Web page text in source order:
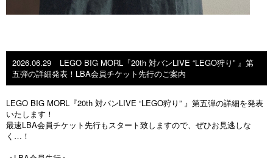
2026.06.29
LEGO BIG MORL『20th 対バンLIVE “LEGO狩り” 』第
五弾の詳細発表！LBA会員チケット先行のご案内
LEGO BIG MORL『20th 対バンLIVE “LEGO狩り” 』第五弾の詳細を発表
いたします！
最速LBA会員チケット先行もスタート致しますので、ぜひお見逃しな
く…！